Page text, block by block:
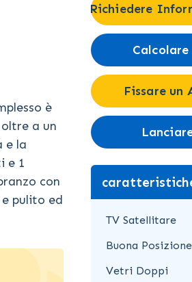
è
a un
e la
e 1
con
pulito ed
Richiedere
Fissare un
TV Satellitare
Buona Posizione
Vetri Doppi